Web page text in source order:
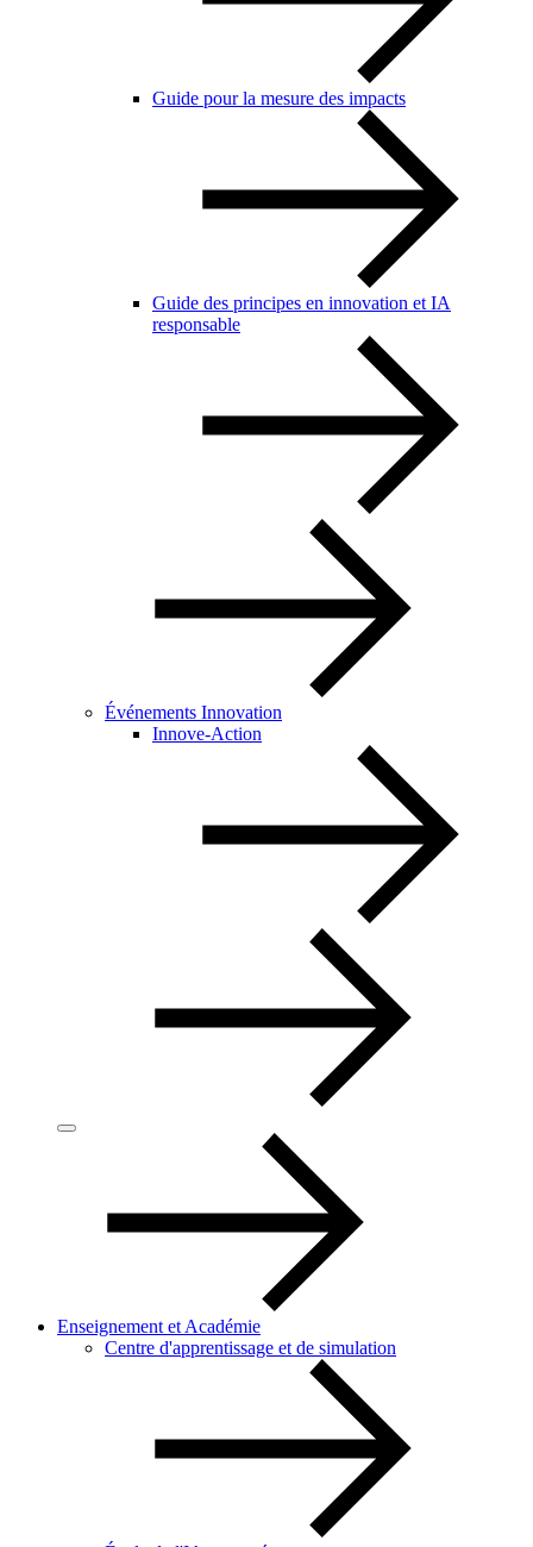
Guide pour la mesure des impacts
Guide des principes en innovation et IA
responsable
Événements Innovation
Innove-Action
Enseignement et Académie
Centre d'apprentissage et de simulation